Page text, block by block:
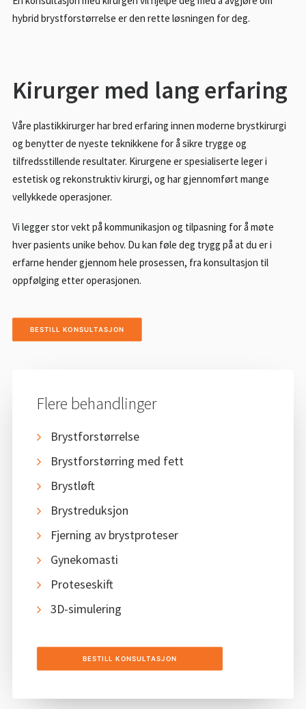
hybrid brystforstørrelse er den rette løsningen for deg.
Kirurger med lang erfaring
Våre plastikkirurger har bred erfaring innen moderne brystkirurgi
og benytter de nyeste teknikkene for å sikre trygge og
tilfredsstillende resultater. Kirurgene er spesialiserte leger i
estetisk og rekonstruktiv kirurgi, og har gjennomført mange
vellykkede operasjoner.
Vi legger stor vekt på kommunikasjon og tilpasning for å møte
hver pasients unike behov. Du kan føle deg trygg på at du er i
erfarne hender gjennom hele prosessen, fra konsultasjon til
oppfølging etter operasjonen.
BESTILL KONSULTASJON
Flere behandlinger
Brystforstørrelse
Brystforstørring med fett
Brystløft
Brystreduksjon
Fjerning av brystproteser
Gynekomasti
Proteseskift
3D-simulering
BESTILL KONSULTASJON